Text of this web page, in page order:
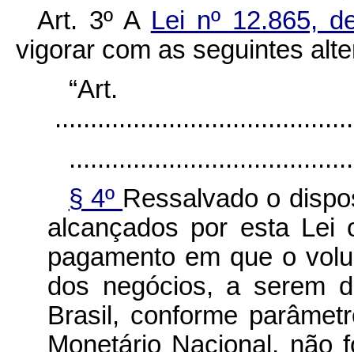
Art. 3º A Lei nº 12.865,
vigorar com as seguintes
§ 4º Ressalvado o
alcançados por esta Lei
pagamento em que o
dos negócios, a serem
Brasil, conforme
Monetário Nacional, não